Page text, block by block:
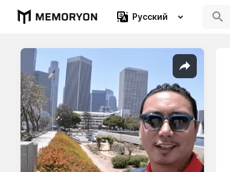
Русский